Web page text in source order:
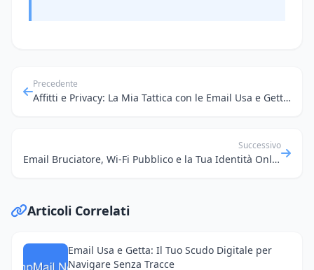
Precedente
Affitti e Privacy: La Mia Tattica con le Email Usa e Getta per Evitare le Chiamate dei Sollecitori
Successivo
Email Bruciatore, Wi-Fi Pubblico e la Tua Identità Online: La Mia Guardia Segreta
Articoli Correlati
Email Usa e Getta: Il Tuo Scudo Digitale per
Navigare Senza Tracce